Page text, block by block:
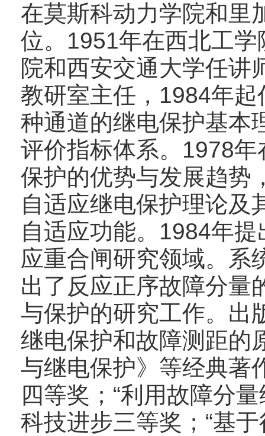
在莫斯科动力学院和里
位。1951年在西北工
院和西安交通大学任讲
教研室主任，1984年
种通道的继电保护基本
评价指标体系。1978
保护的优势与发展趋势
自适应继电保护理论及
自适应功能。1984年
应重合闸研究领域。系
出了反应正序故障分量
与保护的研究工作。出
继电保护和故障测距的
与继电保护》等经典著
四等奖；“利用故障分
科技进步三等奖；“基